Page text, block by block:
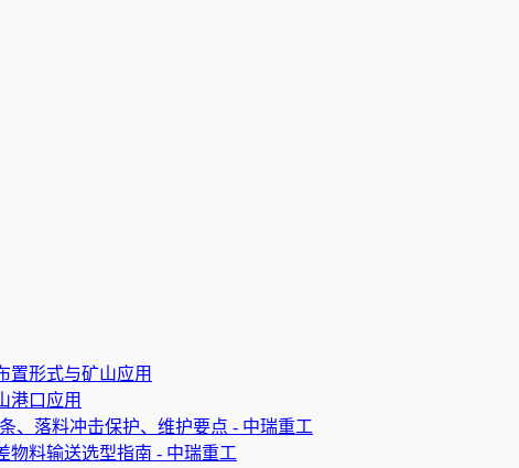
置形式与矿山应用
港口应用
、落料冲击保护、维护要点 - 中瑞重工
物料输送选型指南 - 中瑞重工